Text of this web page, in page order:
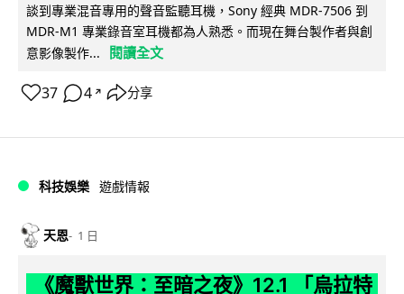
談到專業混音專用的聲音監聽耳機，Sony 經典 MDR-7506 到
MDR-M1 專業錄音室耳機都為人熟悉。而現在舞台製作者與創
意影像製作...
閱讀全文
37 4 ↗ 分享
科技娛樂 遊戲情報
天恩 1 日
《魔獸世界：至暗之夜》12.1 「烏拉特